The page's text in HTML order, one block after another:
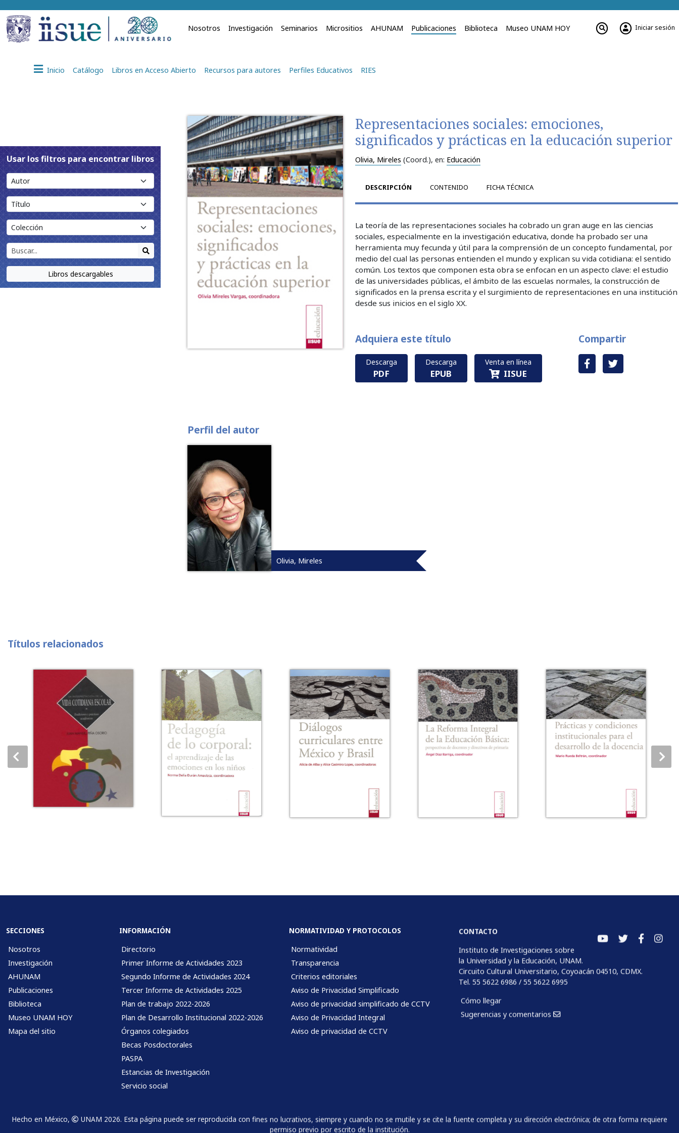
Nosotros Investigación Seminarios Micrositios AHUNAM Publicaciones Biblioteca Museo UNAM HOY Iniciar sesión
Inicio Catálogo Libros en Acceso Abierto Recursos para autores Perfiles Educativos RIES
Usar los filtros para encontrar libros
Libros descargables
Representaciones sociales: emociones,
significados y prácticas en la educación superior
Olivia, Mireles (Coord.), en: Educación
DESCRIPCIÓN CONTENIDO FICHA TÉCNICA
La teoría de las representaciones sociales ha cobrado un gran auge en las ciencias
sociales, especialmente en la investigación educativa, donde ha probado ser una
herramienta muy fecunda y útil para la comprensión de un concepto fundamental, por
medio del cual las personas entienden el mundo y explican su vida cotidiana: el sentido
común. Los textos que componen esta obra se enfocan en un aspecto clave: el estudio
de las universidades públicas, el ámbito de las escuelas normales, la construcción de
significados en la prensa escrita y el surgimiento de representaciones en una institución
desde sus inicios en el siglo XX.
Adquiera este título
Descarga
PDF
Descarga
EPUB
Venta en línea
IISUE
Compartir
Perfil del autor
Olivia, Mireles
Títulos relacionados
SECCIONES
Nosotros
Investigación
AHUNAM
Publicaciones
Biblioteca
Museo UNAM HOY
Mapa del sitio
INFORMACIÓN
Directorio
Primer Informe de Actividades 2023
Segundo Informe de Actividades 2024
Tercer Informe de Actividades 2025
Plan de trabajo 2022-2026
Plan de Desarrollo Institucional 2022-2026
Órganos colegiados
Becas Posdoctorales
PASPA
Estancias de Investigación
Servicio social
NORMATIVIDAD Y PROTOCOLOS
Normatividad
Transparencia
Criterios editoriales
Aviso de Privacidad Simplificado
Aviso de privacidad simplificado de CCTV
Aviso de Privacidad Integral
Aviso de privacidad de CCTV
CONTACTO
Instituto de Investigaciones sobre
la Universidad y la Educación, UNAM.
Circuito Cultural Universitario, Coyoacán 04510, CDMX.
Tel. 55 5622 6986 / 55 5622 6995
Cómo llegar
Sugerencias y comentarios
Hecho en México,
UNAM 2026. Esta página puede ser reproducida con fines no lucrativos, siempre y cuando no se mutile y se cite la fuente completa y su dirección electrónica; de otra forma requiere
permiso previo por escrito de la institución.